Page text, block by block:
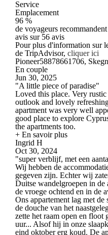
Service
Emplacement
96 %
de voyageurs recommandent
avis sur 56 avis
Pour plus d'information sur
de TripAdvisor, cliquer ici
Pioneer58878661706,
En couple
Jun 30, 2025
"A little piece of paradise"
Loved this place. Very
outlook and lovely
apartment was very well
good place to explore
the apartments too.
+ En savoir plus
Ingrid H
Oct 30, 2024
"super verblijf, met een
Wij hebben de
gegeven zijn. Echter wij
Duitse wandelgroepen in
de vroege ochtend en in de
Ons appartement lag met de
de douche van het
zette het raam open en floot
uur... Alsof hij in onze
eind oktober erg koud. De